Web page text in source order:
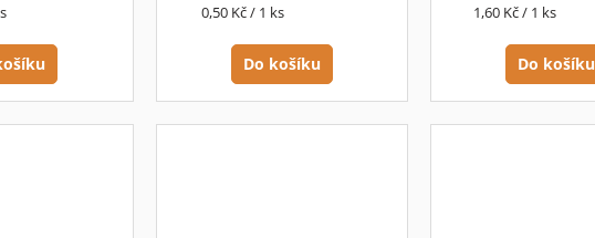
Měrná
0,50 Kč / 1 ks
Do košíku
Měrná
1,60 Kč / 1 ks
Do košíku